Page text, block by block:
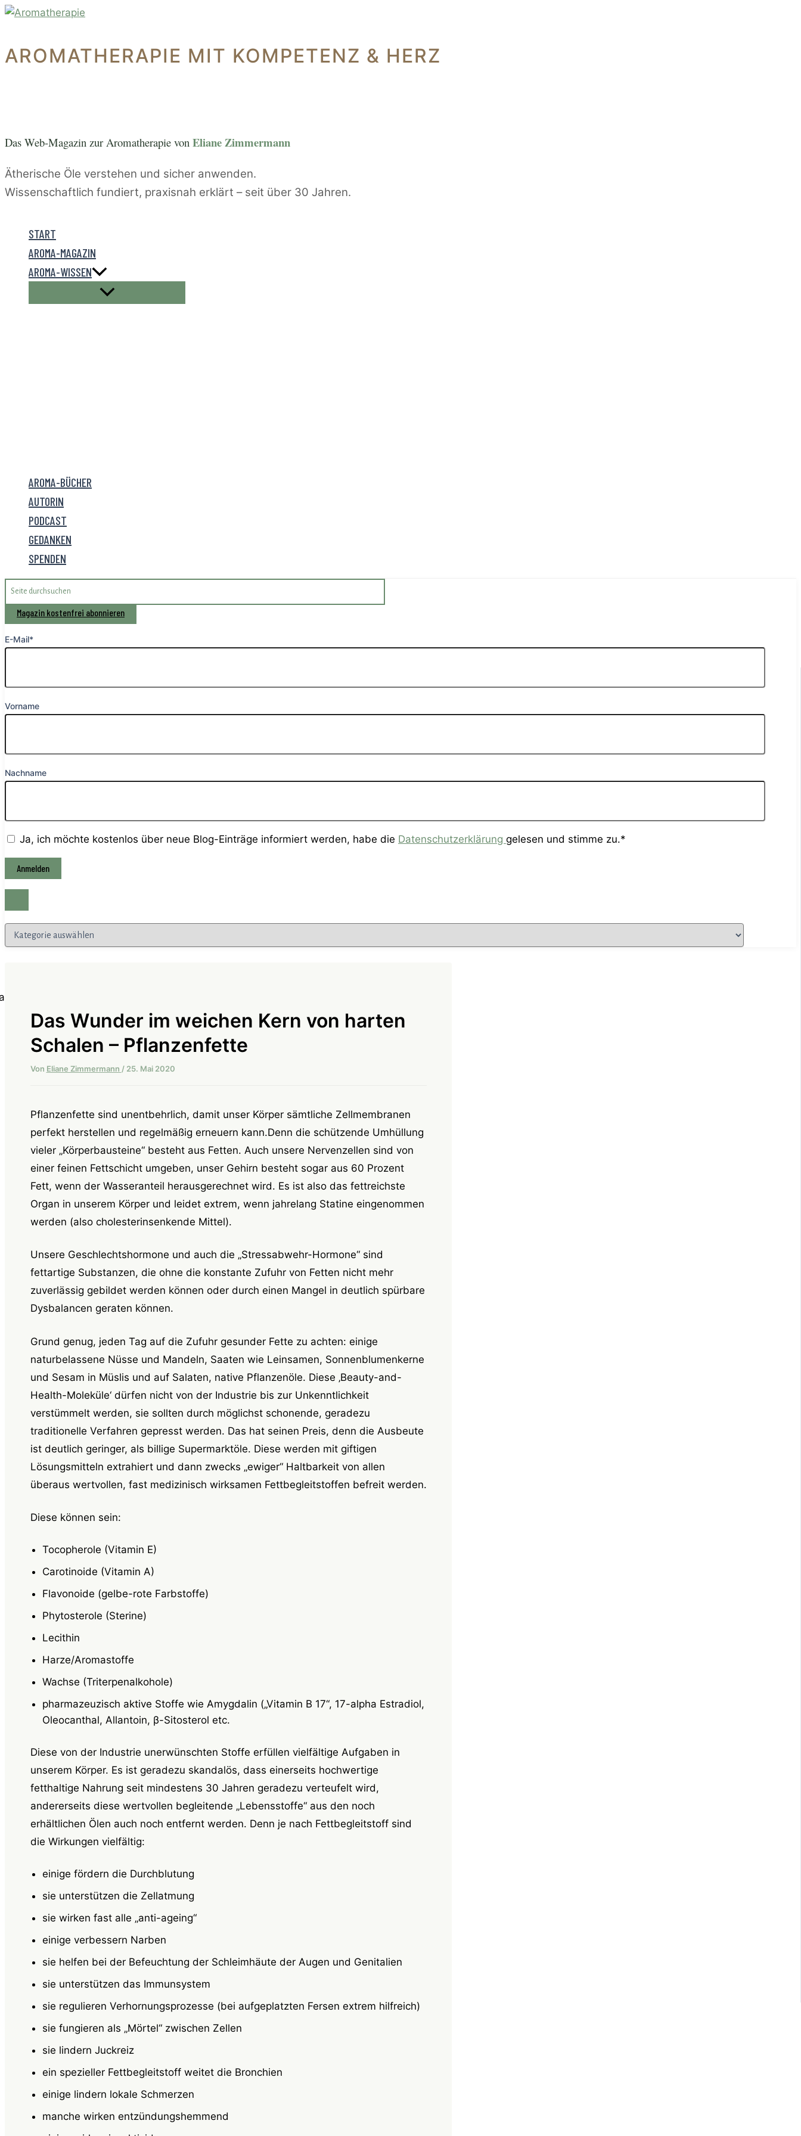
Zum
AROMATHERAPIE MIT KOMPETENZ & HERZ
Das Web-Magazin zur Aromatherapie von Eliane Zimmermann
Ätherische Öle verstehen und sicher anwenden.
Wissenschaftlich fundiert, praxisnah erklärt – seit über 30 Jahren.
START
AROMA-MAGAZIN
AROMA-WISSEN
AROMA-BÜCHER
AUTORIN
PODCAST
GEDANKEN
SPENDEN
Search
for:
Magazin kostenfrei abonnieren
E-Mail*
Vorname
Nachname
Ja, ich möchte kostenlos über neue Blog-Einträge informiert werden, habe die Datenschutzerklärung gelesen und stimme zu.*
Kategorien
Das Wunder im weichen Kern von harten
Schalen – Pflanzenfette
Von Eliane Zimmermann / 25. Mai 2020
Pflanzenfette sind unentbehrlich, damit unser Körper sämtliche Zellmembranen
perfekt herstellen und regelmäßig erneuern kann.Denn die schützende Umhüllung
vieler „Körperbausteine“ besteht aus Fetten. Auch unsere Nervenzellen sind von
einer feinen Fettschicht umgeben, unser Gehirn besteht sogar aus 60 Prozent
Fett, wenn der Wasseranteil herausgerechnet wird. Es ist also das fettreichste
Organ in unserem Körper und leidet extrem, wenn jahrelang Statine eingenommen
werden (also cholesterinsenkende Mittel).
Unsere Geschlechtshormone und auch die „Stressabwehr-Hormone“ sind
fettartige Substanzen, die ohne die konstante Zufuhr von Fetten nicht mehr
zuverlässig gebildet werden können oder durch einen Mangel in deutlich spürbare
Dysbalancen geraten können.
Grund genug, jeden Tag auf die Zufuhr gesunder Fette zu achten: einige
naturbelassene Nüsse und Mandeln, Saaten wie Leinsamen, Sonnenblumenkerne
und Sesam in Müslis und auf Salaten, native Pflanzenöle. Diese ‚Beauty-and-
Health-Moleküle‘ dürfen nicht von der Industrie bis zur Unkenntlichkeit
verstümmelt werden, sie sollten durch möglichst schonende, geradezu
traditionelle Verfahren gepresst werden. Das hat seinen Preis, denn die Ausbeute
ist deutlich geringer, als billige Supermarktöle. Diese werden mit giftigen
Lösungsmitteln extrahiert und dann zwecks „ewiger“ Haltbarkeit von allen
überaus wertvollen, fast medizinisch wirksamen Fettbegleitstoffen befreit werden.
Diese können sein:
Tocopherole (Vitamin E)
Carotinoide (Vitamin A)
Flavonoide (gelbe-rote Farbstoffe)
Phytosterole (Sterine)
Lecithin
Harze/Aromastoffe
Wachse (Triterpenalkohole)
pharmazeuzisch aktive Stoffe wie Amygdalin („Vitamin B 17“, 17-alpha Estradiol,
Oleocanthal, Allantoin, β-Sitosterol etc.
Diese von der Industrie unerwünschten Stoffe erfüllen vielfältige Aufgaben in
unserem Körper. Es ist geradezu skandalös, dass einerseits hochwertige
fetthaltige Nahrung seit mindestens 30 Jahren geradezu verteufelt wird,
andererseits diese wertvollen begleitende „Lebensstoffe“ aus den noch
erhältlichen Ölen auch noch entfernt werden. Denn je nach Fettbegleitstoff sind
die Wirkungen vielfältig:
einige fördern die Durchblutung
sie unterstützen die Zellatmung
sie wirken fast alle „anti-ageing“
einige verbessern Narben
sie helfen bei der Befeuchtung der Schleimhäute der Augen und Genitalien
sie unterstützen das Immunsystem
sie regulieren Verhornungsprozesse (bei aufgeplatzten Fersen extrem hilfreich)
sie fungieren als „Mörtel“ zwischen Zellen
sie lindern Juckreiz
ein spezieller Fettbegleitstoff weitet die Bronchien
einige lindern lokale Schmerzen
manche wirken entzündungshemmend